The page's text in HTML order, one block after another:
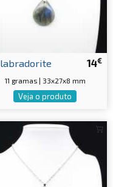
14€
labradorite
11 gramas | 33x27x8 mm
Veja o produto